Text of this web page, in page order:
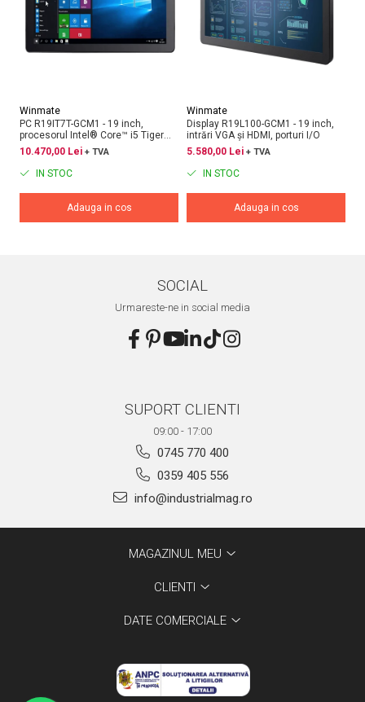
Winmate
PC R19IT7T-GCM1 - 19 inch,
procesorul Intel® Core™ i5 Tiger
Lake, interfețe DP, HDMI, LVDS și
eDP
10.470,00 Lei + TVA
IN STOC
Adauga in cos
Winmate
Display R19L100-GCM1 - 19 inch,
intrări VGA și HDMI, porturi I/O
5.580,00 Lei + TVA
IN STOC
Adauga in cos
SOCIAL
Urmareste-ne in social media
SUPORT CLIENTI
09:00 - 17:00
0745 770 400
0359 405 556
info@industrialmag.ro
MAGAZINUL MEU
CLIENTI
DATE COMERCIALE